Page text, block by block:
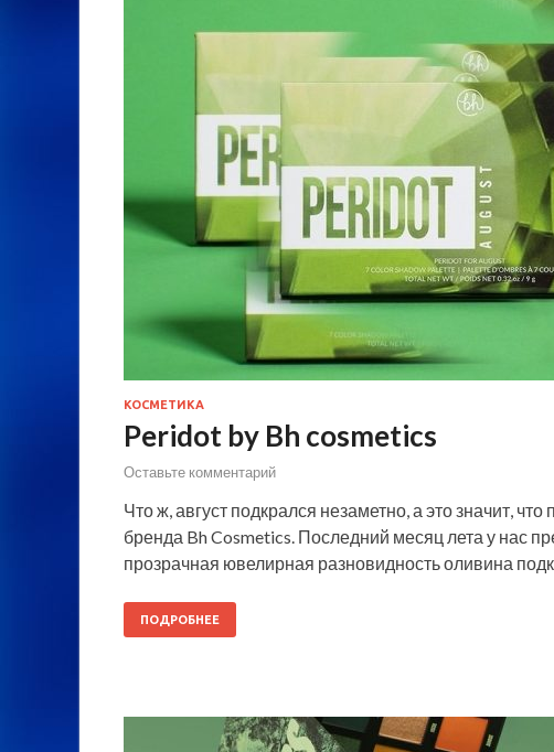
КОСМЕТИКА
Peridot by Bh cosmetics
Оставьте комментарий
Что ж, август подкрался незаметно, а это значит,
бренда Bh Cosmetics. Последний месяц лета у нас
прозрачная ювелирная разновидность оливина
ПОДРОБНЕЕ